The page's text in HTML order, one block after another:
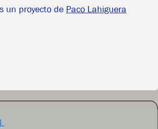
un proyecto de Paco Lahiguera